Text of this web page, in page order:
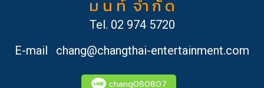
ม น ท์ จำ กั ด
Tel. 02 974 5720
E-mail
chang@changthai-entertainment.com
chang080807